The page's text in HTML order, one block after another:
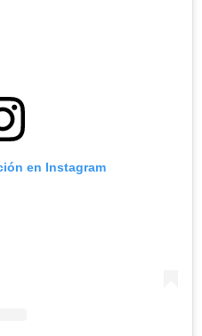
en Instagram